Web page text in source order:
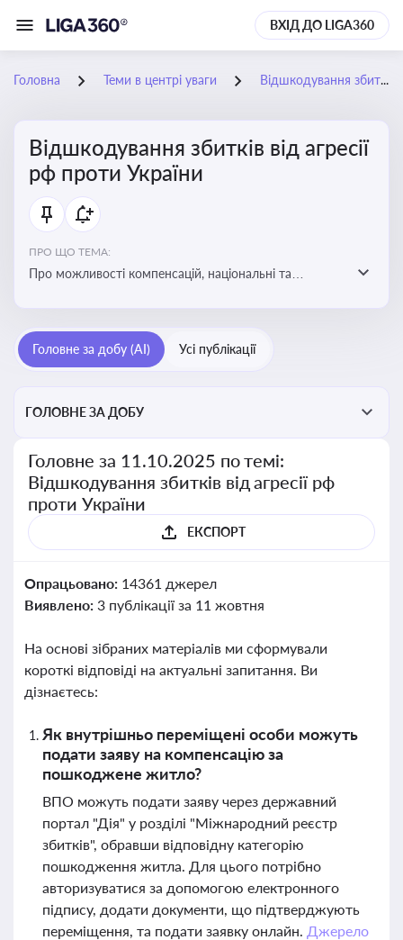
ВХІД ДО LIGA360
Головна Теми в центрі уваги Відшкодування збитків від агресії рф проти України
Відшкодування збитків від агресії
рф проти України
ПРО ЩО ТЕМА:
Про можливості компенсацій, національні та
Головне за добу (AI) Усі публікації
ГОЛОВНЕ ЗА ДОБУ
Головне за 11.10.2025 по темі:
Відшкодування збитків від агресії рф
проти України
ЕКСПОРТ
Опрацьовано: 14361 джерел
Виявлено: 3 публікації за 11 жовтня
На основі зібраних матеріалів ми сформували
короткі відповіді на актуальні запитання. Ви
дізнаєтесь:
Як внутрішньо переміщені особи можуть
подати заяву на компенсацію за
пошкоджене житло?
ВПО можуть подати заяву через державний
портал "Дія" у розділі "Міжнародний реєстр
збитків", обравши відповідну категорію
пошкодження житла. Для цього потрібно
авторизуватися за допомогою електронного
підпису, додати документи, що підтверджують
переміщення, та подати заявку онлайн. Джерело